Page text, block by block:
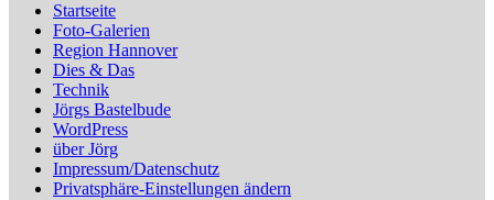
Startseite
Foto-Galerien
Region Hannover
Dies & Das
Technik
Jörgs Bastelbude
WordPress
über Jörg
Impressum/Datenschutz
Privatsphäre-Einstellungen ändern